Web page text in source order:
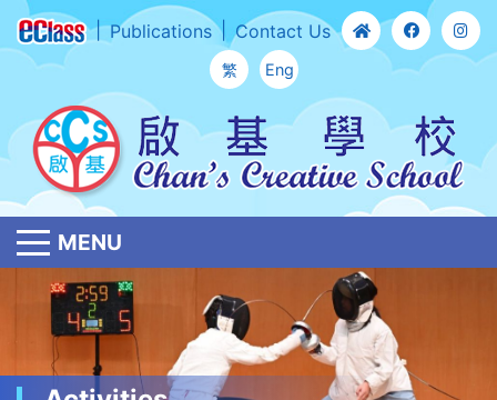
Publications Contact Us
繁 Eng
MENU